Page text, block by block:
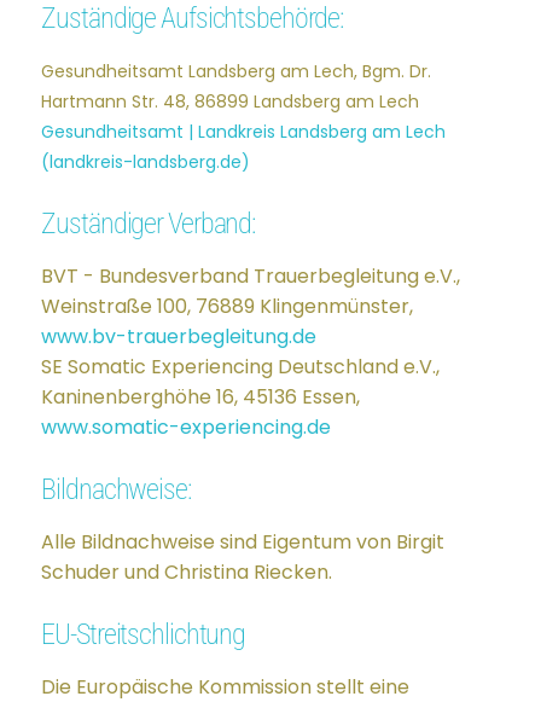
Zuständige Aufsichtsbehörde:
Gesundheitsamt Landsberg am Lech, Bgm. Dr.
Hartmann Str. 48, 86899 Landsberg am Lech
Gesundheitsamt | Landkreis Landsberg am Lech
(landkreis-landsberg.de)
Zuständiger Verband:
BVT - Bundesverband Trauerbegleitung e.V.,
Weinstraße 100, 76889 Klingenmünster,
www.bv-trauerbegleitung.de
SE Somatic Experiencing Deutschland e.V.,
Kaninenberghöhe 16, 45136 Essen,
www.somatic-experiencing.de
Bildnachweise:
Alle Bildnachweise sind Eigentum von Birgit
Schuder und Christina Riecken.
EU-Streitschlichtung
Die Europäische Kommission stellt eine